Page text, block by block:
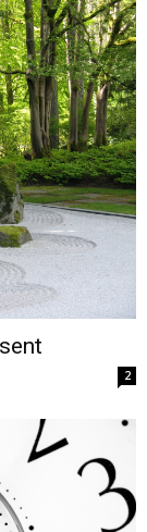
2